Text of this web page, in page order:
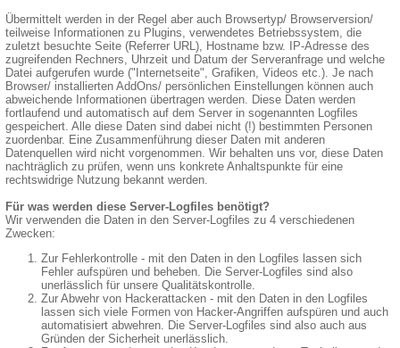
Übermittelt werden in der Regel aber auch Browsertyp/ Browserversion/
teilweise Informationen zu Plugins, verwendetes Betriebssystem, die
zuletzt besuchte Seite (Referrer URL), Hostname bzw. IP-Adresse des
zugreifenden Rechners, Uhrzeit und Datum der Serveranfrage und welche
Datei aufgerufen wurde ("Internetseite", Grafiken, Videos etc.). Je nach
Browser/ installierten AddOns/ persönlichen Einstellungen können auch
abweichende Informationen übertragen werden. Diese Daten werden
fortlaufend und automatisch auf dem Server in sogenannten Logfiles
gespeichert. Alle diese Daten sind dabei nicht (!) bestimmten Personen
zuordenbar. Eine Zusammenführung dieser Daten mit anderen
Datenquellen wird nicht vorgenommen. Wir behalten uns vor, diese Daten
nachträglich zu prüfen, wenn uns konkrete Anhaltspunkte für eine
rechtswidrige Nutzung bekannt werden.
Für was werden diese Server-Logfiles benötigt?
Wir verwenden die Daten in den Server-Logfiles zu 4 verschiedenen
Zwecken:
Zur Fehlerkontrolle - mit den Daten in den Logfiles lassen sich
Fehler aufspüren und beheben. Die Server-Logfiles sind also
unerlässlich für unsere Qualitätskontrolle.
Zur Abwehr von Hackerattacken - mit den Daten in den Logfiles
lassen sich viele Formen von Hacker-Angriffen aufspüren und auch
automatisiert abwehren. Die Server-Logfiles sind also auch aus
Gründen der Sicherheit unerlässlich.